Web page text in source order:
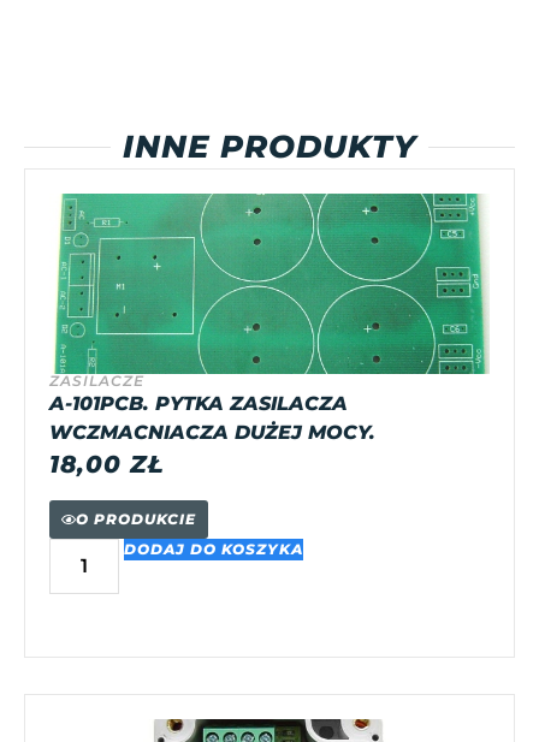
INNE PRODUKTY
ZASILACZE
A-101PCB. PYTKA ZASILACZA
WCZMACNIACZA DUŻEJ MOCY.
18,00ZŁ
O PRODUKCIE
DODAJ DO KOSZYKA